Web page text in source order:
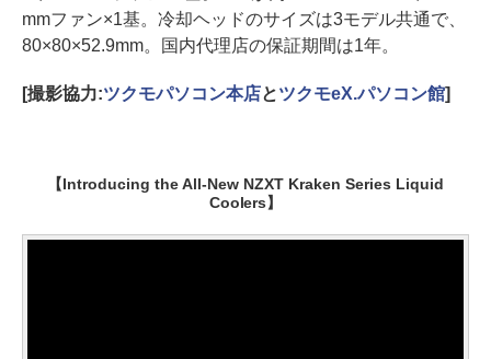
mmファン×1基。冷却ヘッドのサイズは3モデル共通で、
80×80×52.9mm。国内代理店の保証期間は1年。
[撮影協力:ツクモパソコン本店とツクモeX.パソコン館]
【Introducing the All-New NZXT Kraken Series Liquid
Coolers】